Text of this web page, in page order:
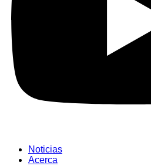
Noticias
Acerca